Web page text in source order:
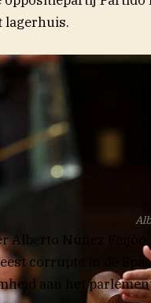
lagerhuis.
Alberto Núñez
corrupte in de
aan het